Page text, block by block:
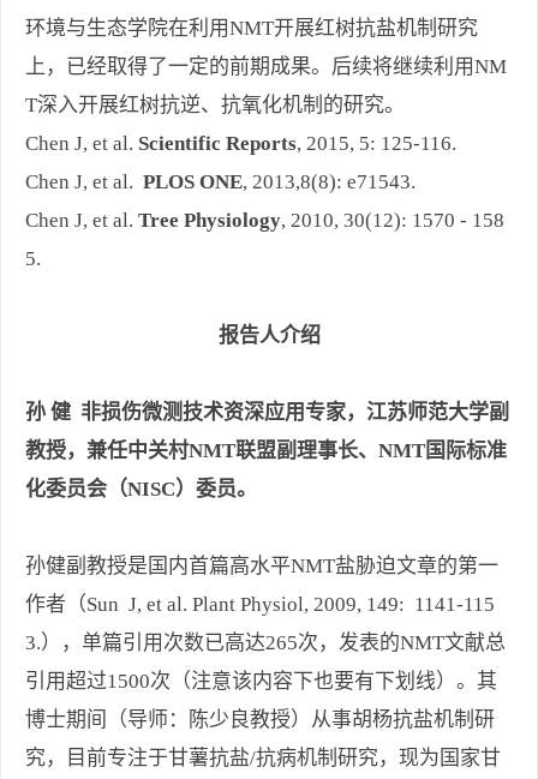
环境与生态学院在利用NMT开展红树抗盐机制研究
上，已经取得了一定的前期成果。后续将继续利用NM
T深入开展红树抗逆、抗氧化机制的研究。
Chen J, et al. Scientific Reports, 2015, 5: 125-116.
Chen J, et al. PLOS ONE, 2013,8(8): e71543.
Chen J, et al. Tree Physiology, 2010, 30(12): 1570 - 158
5.
报告人介绍
孙 健 非损伤微测技术资深应用专家，江苏师范大学副
教授，兼任中关村NMT联盟副理事长、NMT国际标准
化委员会（NISC）委员。
孙健副教授是国内首篇高水平NMT盐胁迫文章的第一
作者（Sun J, et al. Plant Physiol, 2009, 149: 1141-115
3.），单篇引用次数已高达265次，发表的NMT文献总
引用超过1500次（注意该内容下也要有下划线）。其
博士期间（导师：陈少良教授）从事胡杨抗盐机制研
究，目前专注于甘薯抗盐/抗病机制研究，现为国家甘